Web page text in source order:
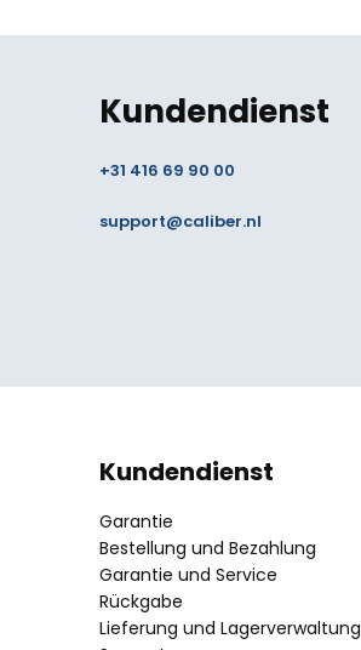
Kundendienst
+31 416 69 90 00
support@caliber.nl
Kundendienst
Garantie
Bestellung und Bezahlung
Garantie und Service
Rückgabe
Lieferung und Lagerverwaltung